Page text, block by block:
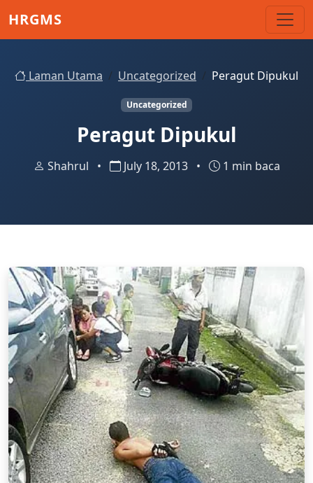
HRGMS
Laman Utama Uncategorized Peragut Dipukul
Uncategorized
Peragut Dipukul
Shahrul • July 18, 2013 • 1 min baca